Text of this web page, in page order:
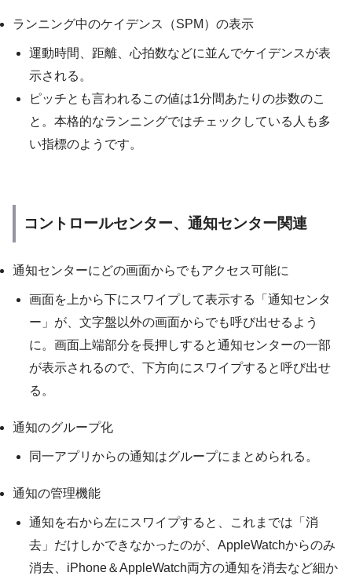
ランニング中のケイデンス（SPM）の表示
運動時間、距離、心拍数などに並んでケイデンスが表
示される。
ピッチとも言われるこの値は1分間あたりの歩数のこ
と。本格的なランニングではチェックしている人も多
い指標のようです。
コントロールセンター、通知センター関連
通知センターにどの画面からでもアクセス可能に
画面を上から下にスワイプして表示する「通知センタ
ー」が、文字盤以外の画面からでも呼び出せるよう
に。画面上端部分を長押しすると通知センターの一部
が表示されるので、下方向にスワイプすると呼び出せ
る。
通知のグループ化
同一アプリからの通知はグループにまとめられる。
通知の管理機能
通知を右から左にスワイプすると、これまでは「消
去」だけしかできなかったのが、AppleWatchからのみ
消去、iPhone＆AppleWatch両方の通知を消去など細か